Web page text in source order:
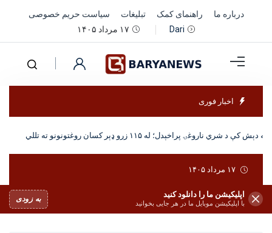
درباره ما راهنمای کمک تبلیغات
سیاست حریم خصوصی
Dari
۱۷ مرداد ۱۴۰۵
اخبار فوری
کې د شري ناروغۍ پراخېدل؛ له ۱۱۵ زرو ډېر کسان روغتونونو ته تللي
۱۷ مرداد ۱۴۰۵
اپلیکیشن ما را دانلود کنید
با اپلیکیشن موبایل ما در هر جایی بخوانید
به زودی